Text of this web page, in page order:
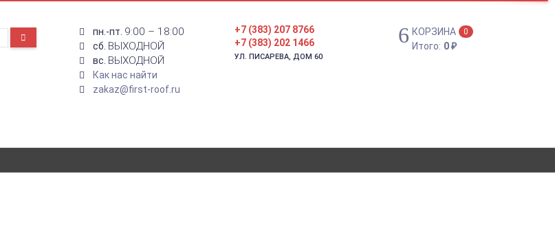
пн.-пт. 9:00 – 18:00
сб. ВЫХОДНОЙ
вс. ВЫХОДНОЙ
Как нас найти
zakaz@first-roof.ru
+7 (383) 207 8766
+7 (383) 202 1466
УЛ. ПИСАРЕВА, ДОМ 60
КОРЗИНА 0
Итого: 0₽